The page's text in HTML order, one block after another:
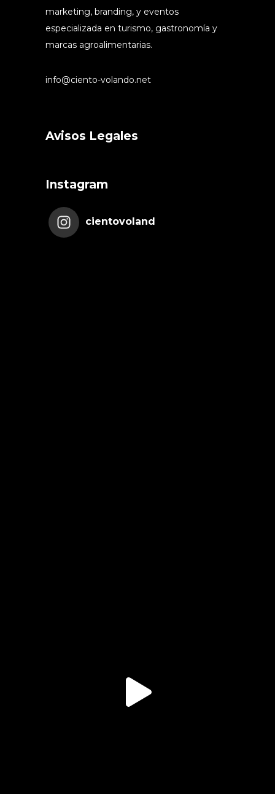
marketing, branding, y eventos
especializada en turismo, gastronomía y
marcas agroalimentarias.
info@ciento-volando.net
Avisos Legales
Instagram
cientovoland